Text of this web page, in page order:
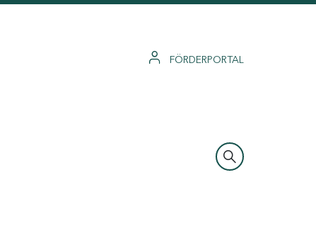
FÖRDERPORTAL